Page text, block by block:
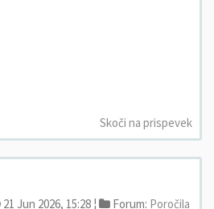
Skoči na prispevek
21 Jun 2026, 15:28 ¦ Forum: Poročila